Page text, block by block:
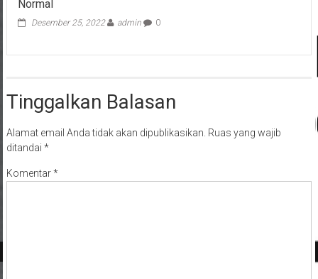
Normal
Desember 25, 2022 admin 0
Tinggalkan Balasan
Alamat email Anda tidak akan dipublikasikan. Ruas yang wajib
ditandai *
Komentar*